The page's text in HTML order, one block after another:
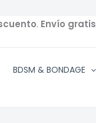
. Envío gratis
BDSM & BONDAGE